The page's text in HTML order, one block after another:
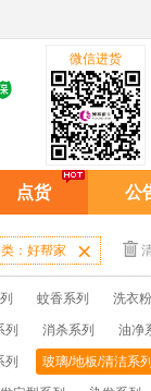
微信进货
点货 公
：好帮家 
蚊香系列 洗衣
列 消杀系列 油净
列 玻璃/地板/清洁系